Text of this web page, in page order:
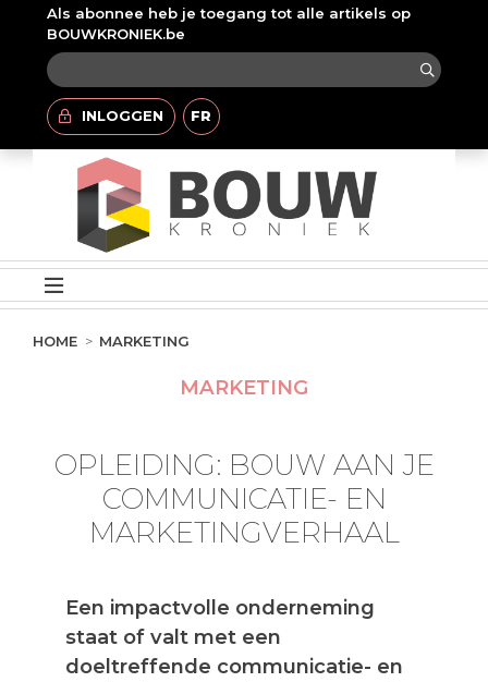
Als abonnee heb je toegang tot alle artikels op
BOUWKRONIEK.be
INLOGGEN FR
HOME MARKETING
MARKETING
OPLEIDING: BOUW AAN JE
COMMUNICATIE- EN
MARKETINGVERHAAL
Een impactvolle onderneming
staat of valt met een
doeltreffende communicatie- en